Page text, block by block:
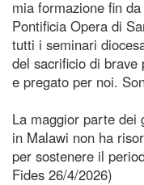
mia formazione fin
Pontificia Opera di
tutti i seminari
del sacrificio di brave
e pregato per noi.
La maggior parte dei
in Malawi non ha
per sostenere il
Fides 26/4/2026)